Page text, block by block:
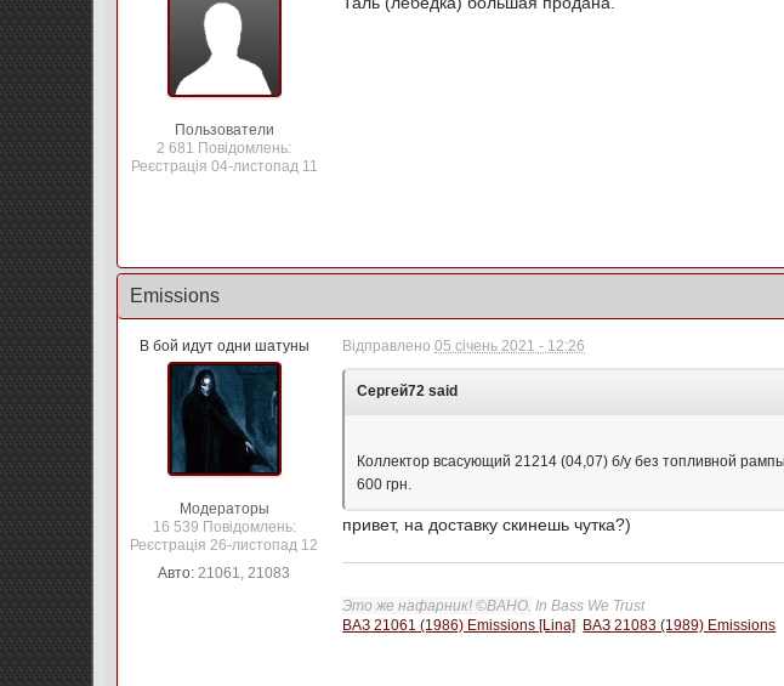
Пользователи
2 681 Повідомлень:
Реєстрація 04-листопад 11
Emissions
В бой идут одни шатуны
Модераторы
16 539 Повідомлень:
Реєстрація 26-листопад 12
Авто: 21061, 21083
Відправлено05 січень 2021 - 12:26
Сергей72 said
Коллектор всасующий 21214 (04,07) б/у без топливной
600 грн.
привет, на доставку скинешь чутка?)
Это же нафарник! ©ВАНО. In Bass We Trust
ВАЗ 21061 (1986) Emissions [Lina] ВАЗ 21083 (1989) Emissions